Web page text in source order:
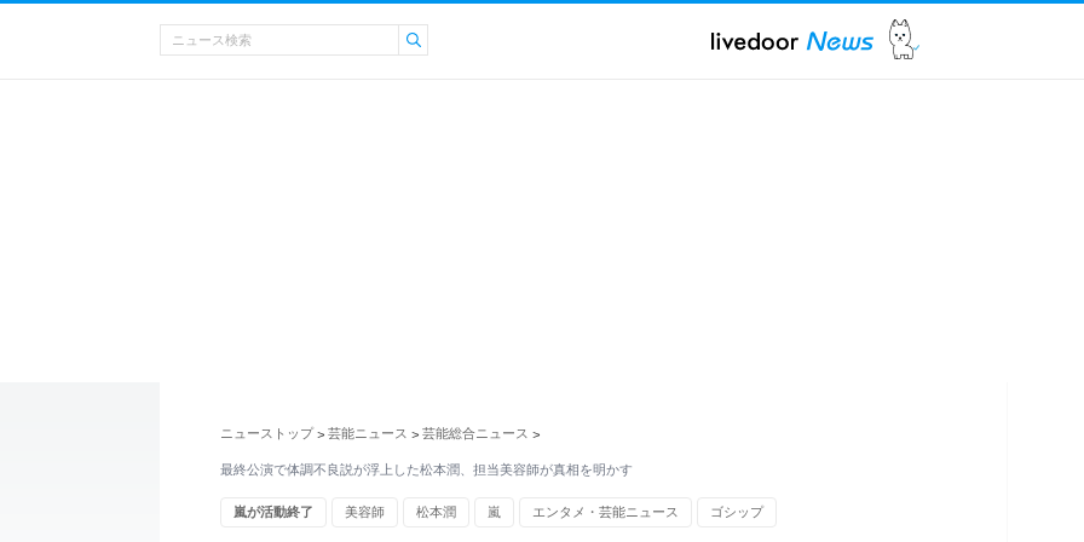
ニューストップ > 芸能ニュース > 芸能総合ニュース >
最終公演で体調不良説が浮上した松本潤、担当美容師が真相を明かす
嵐が活動終了 美容師 松本潤 嵐 エンタメ・芸能ニュース ゴシップ